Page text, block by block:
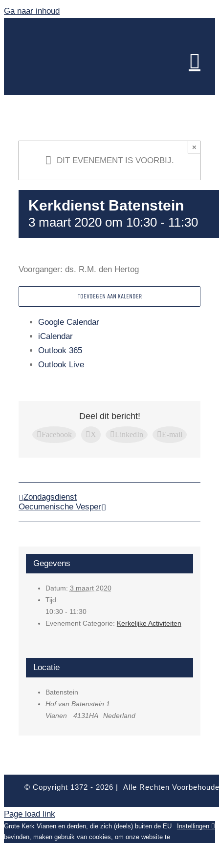
Ga naar inhoud
DIT EVENEMENT IS VOORBIJ.
×
Kerkdienst Batenstein
3 maart 2020 om 10:30 - 11:30
Voorganger: ds. R.M. den Hertog
TOEVOEGEN AAN KALENDER
Google Calendar
iCalendar
Outlook 365
Outlook Live
Deel dit bericht!
Facebook X LinkedIn E-mail
Zondagsdienst
Oecumenische Vesper
Gegevens
Datum: 3 maart 2020
Tijd:
10:30 - 11:30
Evenement Categorie: Kerkelijke Activiteiten
Locatie
Batenstein
Hof van Batenstein 1
Vianen
4131HA Nederland
© Copyright 1372 - 2026 | Alle Rechten
Page load link
Grote Kerk Vianen en derden, die zich (deels) buiten de EU
bevinden, maken gebruik van cookies, om onze website te
Instellingen